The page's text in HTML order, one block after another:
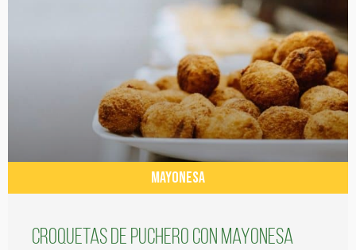
MAYONESA
Croquetas de puchero con Mayonesa